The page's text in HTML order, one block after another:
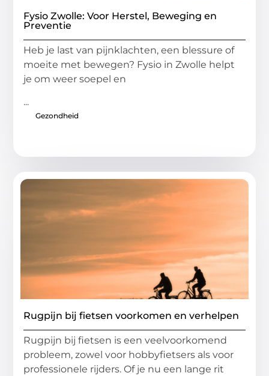
Fysio Zwolle: Voor Herstel, Beweging en
Preventie
Heb je last van pijnklachten, een blessure of
moeite met bewegen? Fysio in Zwolle helpt
je om weer soepel en
...
Gezondheid
Rugpijn bij fietsen voorkomen en verhelpen
Rugpijn bij fietsen is een veelvoorkomend
probleem, zowel voor hobbyfietsers als voor
professionele rijders. Of je nu een lange rit